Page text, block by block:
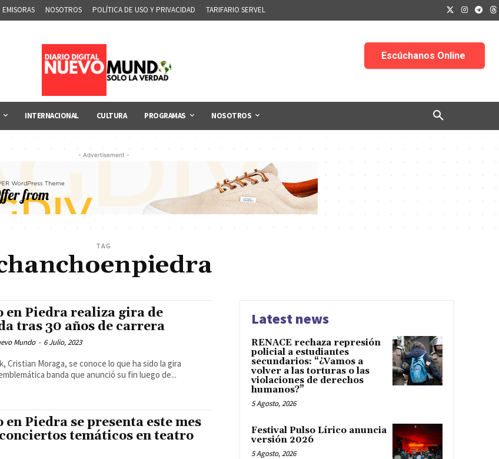
NOSOTROS POLÍTICA DE USO Y PRIVACIDAD TARIFARIO SERVEL
INTERNACIONAL CULTURA PROGRAMAS NOSOTROS
- Advertisement -
TAG
en Piedra realiza gira de
tras 30 años de carrera
Mundo - 6 Julio, 2023
Cristian Moraga, se conoce lo que ha sido la gira
banda que anunció su fin luego de...
en Piedra se presenta este mes
temáticos en teatro
Latest news
RENACE rechaza represión
policial a estudiantes
secundarios: “¿Vamos a
volver a las torturas o las
violaciones de derechos
humanos?”
5 Agosto, 2026
Festival Pulso Lírico anuncia
versión 2026
5 Agosto, 2026